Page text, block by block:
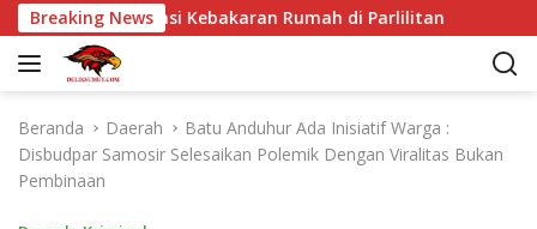
a
Breaking News
Kebakaran Rumah di Parlilitan Polsek Siantar
Beranda Daerah
Batu Anduhur Ada Inisiatif Warga :
Disbudpar Samosir Selesaikan Polemik Dengan Viralitas Bukan
Pembinaan